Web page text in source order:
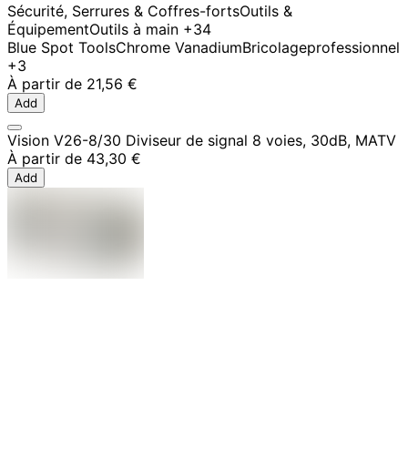
Sécurité, Serrures & Coffres-fortsOutils &
ÉquipementOutils à main +34
Blue Spot ToolsChrome VanadiumBricolageprofessionnel
+3
À partir de 21,56 €
Add
Vision V26-8/30 Diviseur de signal 8 voies, 30dB, MATV
À partir de 43,30 €
Add